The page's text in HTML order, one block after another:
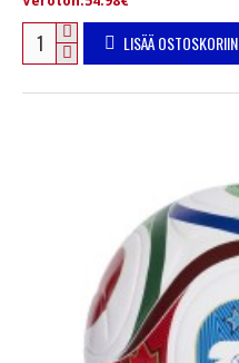
LISÄÄ OSTOSKORIIN